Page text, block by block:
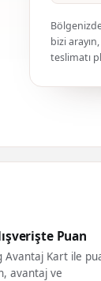
bizi
teslimatı
Puan
Avantaj Kart ile
avantaj ve